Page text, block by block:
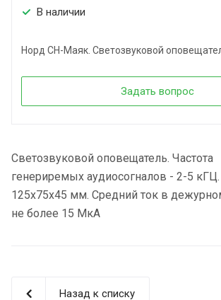
В наличии
Норд СН-Маяк. Светозвуковой
Задать вопрос
Светозвуковой оповещатель. Частота
генериремых аудиосогналов - 2-5
125х75х45 мм. Средний ток в
не более 15 МкА
Назад к списку